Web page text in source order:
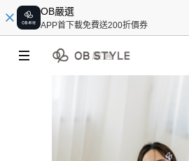
OB嚴選
APP首下載免費送200折價券